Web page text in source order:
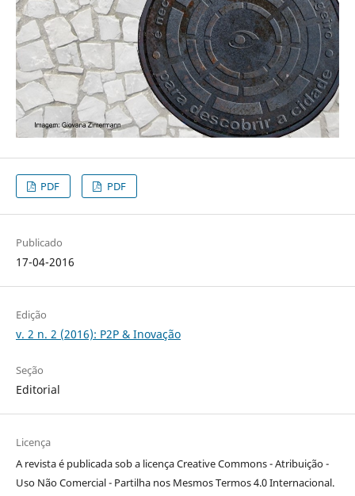
PDF PDF
Publicado
17-04-2016
Edição
v. 2 n. 2 (2016): P2P & Inovação
Seção
Editorial
Licença
A revista é publicada sob a licença Creative Commons - Atribuição -
Uso Não Comercial - Partilha nos Mesmos Termos 4.0 Internacional.